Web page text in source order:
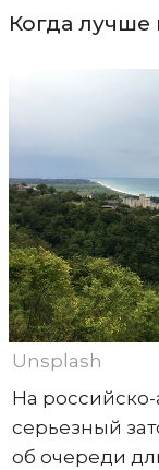
Когда
Unsplash
На российско-
серьезный
об очереди